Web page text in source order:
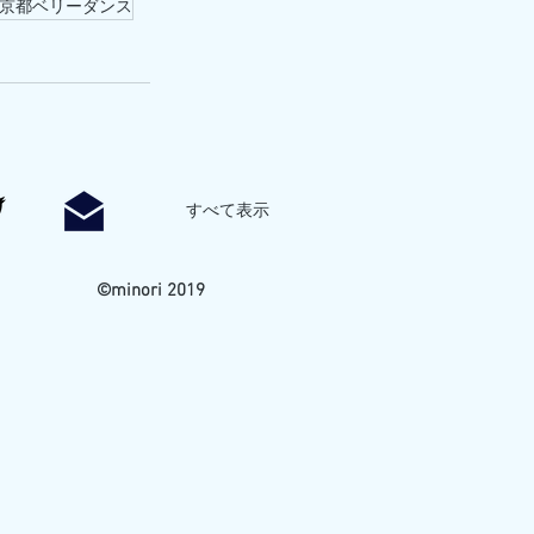
京都ベリーダンス
すべて表示
©minori 2019